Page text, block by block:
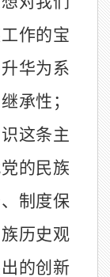
作的宝
华为系
承性；
这条主
的民族
制度保
历史观
的创新